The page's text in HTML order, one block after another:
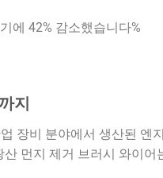
에 42% 감소했습니다%
지
장비 분야에서 생산된 엔
먼지 제거 브러시 와이어